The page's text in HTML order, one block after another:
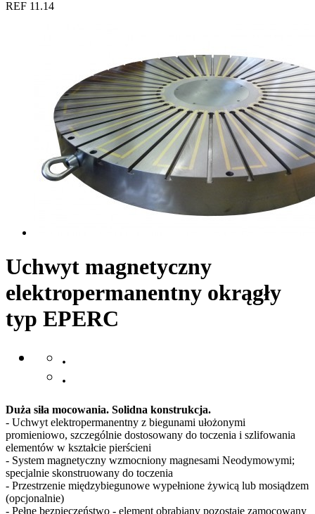
REF 11.14
Uchwyt magnetyczny
elektropermanentny okrągły
typ EPERC
.
.
Duża siła mocowania. Solidna konstrukcja.
- Uchwyt elektropermanentny z biegunami ułożonymi
promieniowo, szczególnie dostosowany do toczenia i szlifowania
elementów w kształcie pierścieni
- System magnetyczny wzmocniony magnesami Neodymowymi;
specjalnie skonstruowany do toczenia
- Przestrzenie międzybiegunowe wypełnione żywicą lub mosiądzem
(opcjonalnie)
- Pełne bezpieczeństwo - element obrabiany pozostaje zamocowany